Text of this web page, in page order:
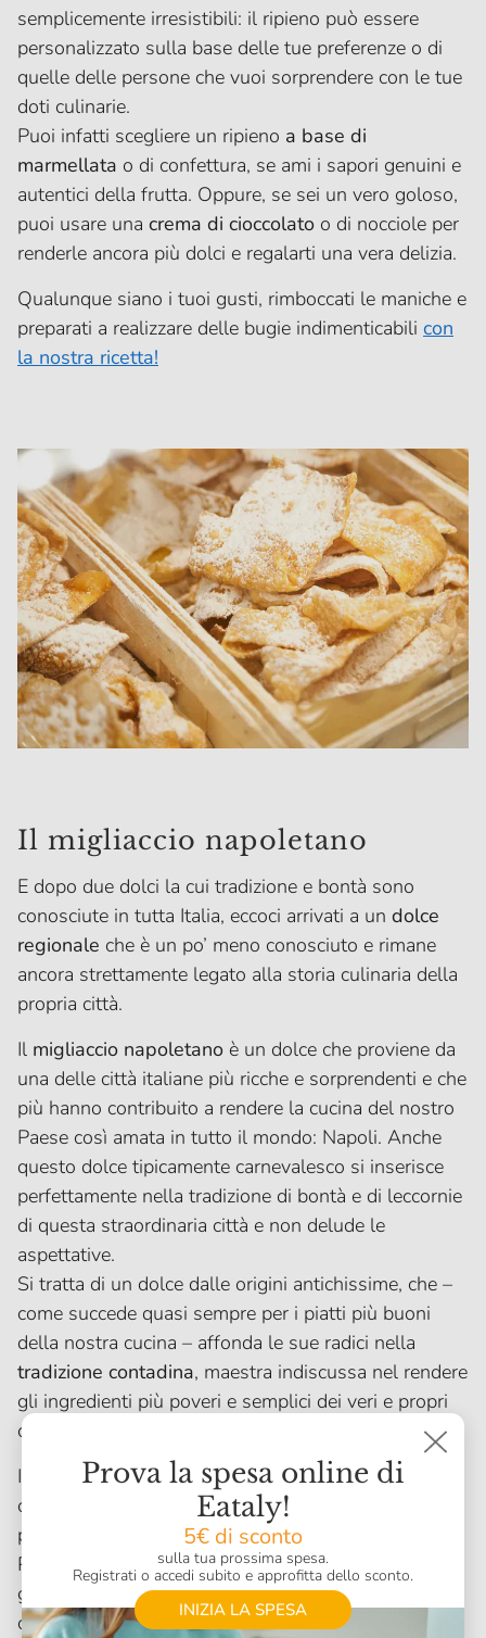
semplicemente irresistibili: il ripieno può essere
personalizzato sulla base delle tue preferenze o di
quelle delle persone che vuoi sorprendere con le tue
doti culinarie.
Puoi infatti scegliere un ripieno a base di
marmellata o di confettura, se ami i sapori genuini e
autentici della frutta. Oppure, se sei un vero goloso,
puoi usare una crema di cioccolato o di nocciole per
renderle ancora più dolci e regalarti una vera delizia.
Qualunque siano i tuoi gusti, rimboccati le maniche e
preparati a realizzare delle bugie indimenticabili con
la nostra ricetta!
Il migliaccio napoletano
E dopo due dolci la cui tradizione e bontà sono
conosciute in tutta Italia, eccoci arrivati a un dolce
regionale che è un po’ meno conosciuto e rimane
ancora strettamente legato alla storia culinaria della
propria città.
Il migliaccio napoletano è un dolce che proviene da
una delle città italiane più ricche e sorprendenti e che
più hanno contribuito a rendere la cucina del nostro
Paese così amata in tutto il mondo: Napoli. Anche
questo dolce tipicamente carnevalesco si inserisce
perfettamente nella tradizione di bontà e di leccornie
di questa straordinaria città e non delude le
aspettative.
Si tratta di un dolce dalle origini antichissime, che –
come succede quasi sempre per i piatti più buoni
della nostra cucina – affonda le sue radici nella
tradizione contadina, maestra indiscussa nel rendere
gli ingredienti più poveri e semplici dei veri e propri
capolavori.
Il nomemigliaccioderiva dal cereale con cui
originariamente preparata, il miglio, che con il
passare del tempo è stato sostituito dal semolino.
Per il resto, però, il dolce ha conservato tutta la
genuinità di un tempo: caratterizzato da una
consistenza soffice e cremosa e il profumo di agrumi
Prova la spesa online di
Eataly!
5€ di sconto
sulla tua prossima spesa.
Registrati o accedi subito e approfitta dello sconto.
INIZIA LA SPESA